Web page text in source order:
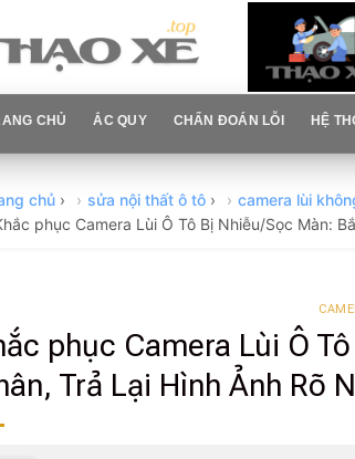
CHỦ ẮC QUY CHẨN ĐOÁN LỖI HỆ
chủ › sửa nội thất ô tô › camera lùi
phục Camera Lùi Ô Tô Bị Nhiễu/Sọc Màn:
phục Camera Lùi Ô
Trả Lại Hình Ảnh Rõ